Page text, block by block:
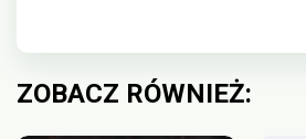
ZOBACZ RÓWNIEŻ: